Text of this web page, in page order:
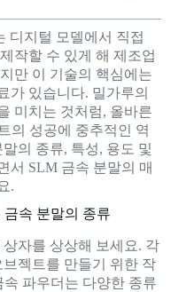
디지털 모델에서 직접
작할 수 있게 해 제조업
만 이 기술의 핵심에는
가 있습니다. 밀가루의
미치는 것처럼, 올바른
의 성공에 중추적인 역
의 종류, 특성, 용도 및
서 SLM 금속 분말의 매
.
속 분말의 종류
자를 상상해 보세요. 각
젝트를 만들기 위한 작
파우더는 다양한 종류